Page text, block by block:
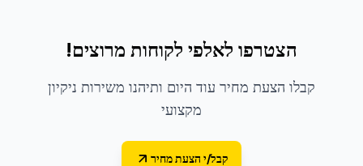
הצטרפו לאלפי לקוחות מרוצים!
קבלו הצעת מחיר עוד היום ותיהנו משירות ניקיון
מקצועי
קבל/י הצעת מחיר